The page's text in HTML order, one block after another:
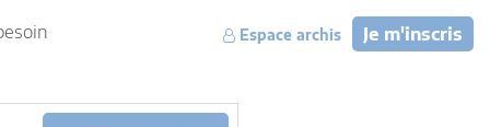
Je m'inscris
Espace archis